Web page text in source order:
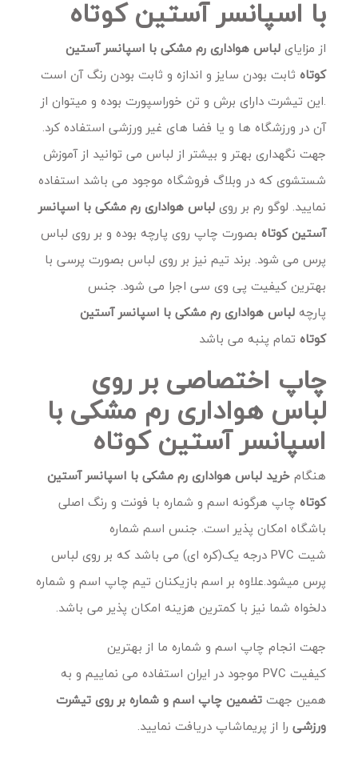
با اسپانسر آستین کوتاه
از مزایایلباس هواداری رم مشکی با اسپانسر آستین
کوتاه ثابت بودن سایز و اندازه و ثابت بودن رنگ آن است
.این تیشرت دارای برش و تن خوراسپورت بوده و میتوان از
آن در ورزشگاه ها و یا فضا های غیر ورزشی استفاده کرد.
جهت نگهداری بهتر و بیشتر از لباس می توانید از آموزش
شستشوی که در وبلاگ فروشگاه موجود می باشد استفاده
نمایید. لوگو رم بر رویلباس هواداری رم مشکی با اسپانسر
آستین کوتاه بصورت چاپ روی پارچه بوده و بر روی لباس
پرس می شود. برند تیم نیز بر روی لباس بصورت پرسی با
بهترین کیفیت پی وی سی اجرا می شود. جنس
پارچه لباس هواداری رم مشکی با اسپانسر آستین
کوتاه تمام پنبه می باشد
چاپ اختصاصی بر روی
لباس هواداری رم مشکی با
اسپانسر آستین کوتاه
هنگامخرید لباس هواداری رم مشکی با اسپانسر آستین
کوتاه چاپ هرگونه اسم و شماره با فونت و رنگ اصلی
باشگاه امکان پذیر است. جنس اسم شماره
شیت PVC درجه یک(کره ای) می باشد که بر روی لباس
پرس میشود.علاوه بر اسم بازیکنان تیم چاپ اسم و شماره
دلخواه شما نیز با کمترین هزینه امکان پذیر می باشد.
جهت انجام چاپ اسم و شماره ما از بهترین
کیفیت PVC موجود در ایران استفاده می نماییم و به
همین جهتتضمین چاپ اسم و شماره بر روی تیشرت
ورزشی را از پریماشاپ دریافت نمایید.